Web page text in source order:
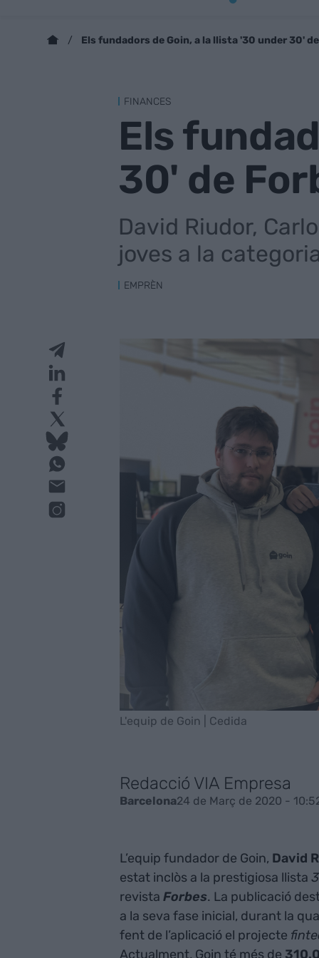
Els fundadors de Goin, a la llista '30 under 30'
FINANCES
Els
30' de
David Riudor,
joves a la
EMPRÈN
L'equip de Goin | Cedida
Redacció VIA Empresa
Barcelona24 de Març de 2020 -
L’equip fundador de Goin, David
estat inclòs a la prestigiosa llista
revista Forbes. La publicació
a la seva fase inicial, durant la
fent de l’aplicació el projecte ​
Actualment, Goin té més de